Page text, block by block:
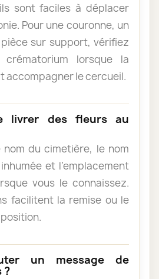
sont faciles à déplacer
Pour une couronne, un
sur support, vérifiez
lorsque la
accompagner le cercueil.
livrer des fleurs au
nom du cimetière, le nom
et l’emplacement
vous le connaissez.
facilitent la remise ou le
un message de
?